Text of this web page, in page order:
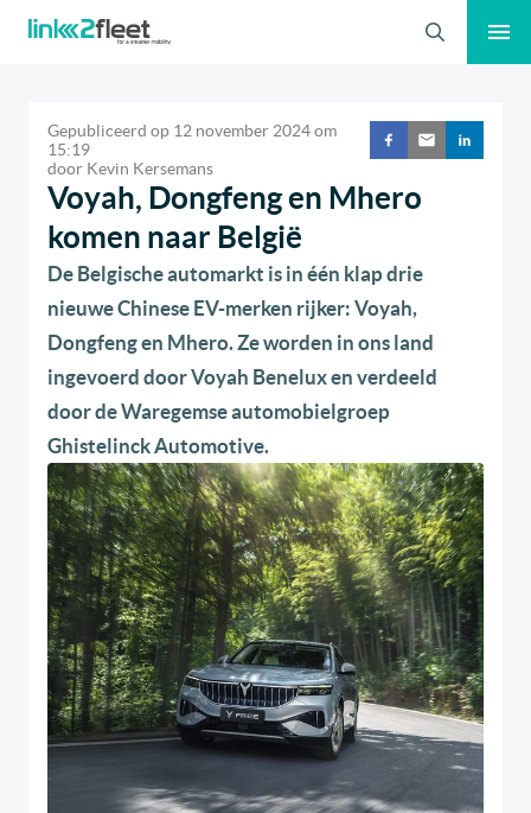
Zoeken
Gepubliceerd op 12 november 2024om
15:19
door Kevin Kersemans
Voyah, Dongfeng en Mhero
komen naar België
De Belgische automarkt is in één klap drie
nieuwe Chinese EV-merken rijker: Voyah,
Dongfeng en Mhero. Ze worden in ons land
ingevoerd door Voyah Benelux en verdeeld
door de Waregemse automobielgroep
Ghistelinck Automotive.